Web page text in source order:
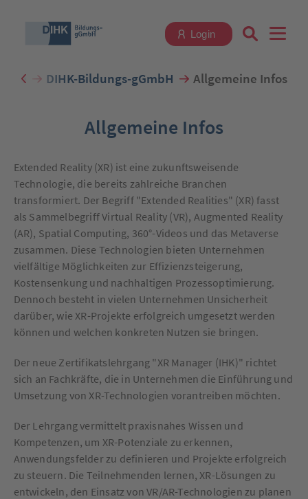
Login
Suchbegriff eingeben
Zum Login
Registrieren
DIHK-Bildungs-gGmbH Allgemeine Infos
Allgemeine Infos
Extended Reality (XR) ist eine zukunftsweisende
Technologie, die bereits zahlreiche Branchen
transformiert. Der Begriff "Extended Realities" (XR) fasst
als Sammelbegriff Virtual Reality (VR), Augmented Reality
(AR), Spatial Computing, 360°-Videos und das Metaverse
zusammen. Diese Technologien bieten Unternehmen
vielfältige Möglichkeiten zur Effizienzsteigerung,
Kostensenkung und nachhaltigen Prozessoptimierung.
Dennoch besteht in vielen Unternehmen Unsicherheit
darüber, wie XR-Projekte erfolgreich umgesetzt werden
können und welchen konkreten Nutzen sie bringen.
Der neue Zertifikatslehrgang "XR Manager (IHK)" richtet
sich an Fachkräfte, die in Unternehmen die Einführung und
Umsetzung von XR-Technologien vorantreiben möchten.
Der Lehrgang vermittelt praxisnahes Wissen und
Kompetenzen, um XR-Potenziale zu erkennen,
Anwendungsfelder zu definieren und Projekte erfolgreich
zu steuern. Die Teilnehmenden lernen, XR-Lösungen zu
entwickeln, den Einsatz von VR/AR-Technologien zu planen